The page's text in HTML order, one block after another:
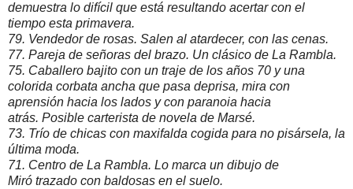
demuestra lo difícil que está resultando acertar con el
tiempo esta primavera.
79. Vendedor de rosas. Salen al atardecer, con las cenas.
77. Pareja de señoras del brazo. Un clásico de La Rambla.
75. Caballero bajito con un traje de los años 70 y una
colorida corbata ancha que pasa deprisa, mira con
aprensión hacia los lados y con paranoia hacia
atrás. Posible carterista de novela de Marsé.
73. Trío de chicas con maxifalda cogida para no pisársela, la
última moda.
71. Centro de La Rambla. Lo marca un dibujo de
Miró trazado con baldosas en el suelo.